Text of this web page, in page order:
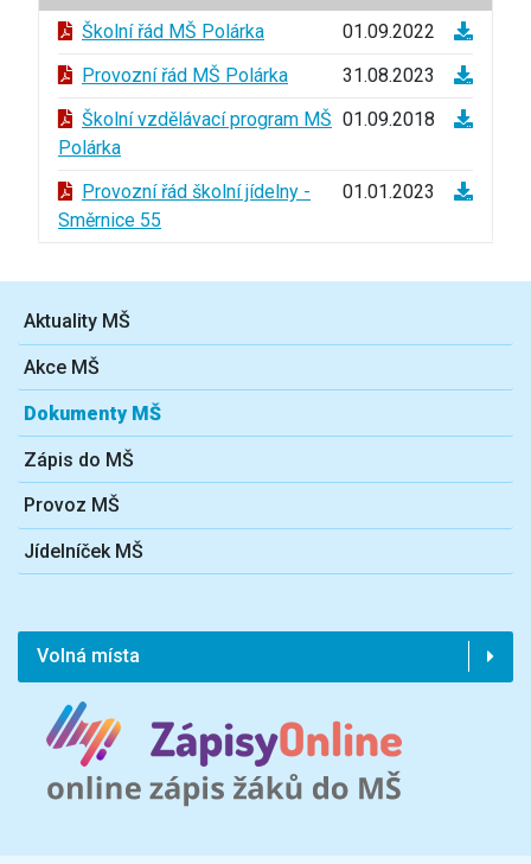
Aktuality MŠ
Akce MŠ
Dokumenty MŠ
Zápis do MŠ
Provoz MŠ
Jídelníček MŠ
Volná místa
Školní řád MŠ Polárka
01.09.2022
Provozní řád MŠ Polárka
31.08.2023
Školní vzdělávací program MŠ
Polárka
01.09.2018
Provozní řád školní jídelny -
Směrnice 55
01.01.2023